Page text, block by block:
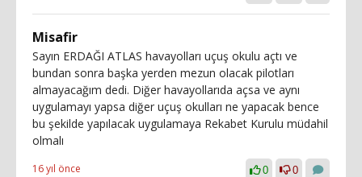
Misafir
Sayın ERDAĞI ATLAS havayolları uçuş okulu açtı ve
bundan sonra başka yerden mezun olacak pilotları
almayacağım dedi. Diğer havayollarıda açsa ve aynı
uygulamayı yapsa diğer uçuş okulları ne yapacak bence
bu şekilde yapılacak uygulamaya Rekabet Kurulu müdahil
olmalı
16 yıl önce 0 0